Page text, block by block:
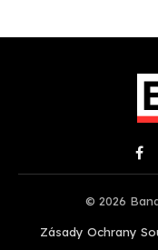
© 2026
Zásady Ochrany